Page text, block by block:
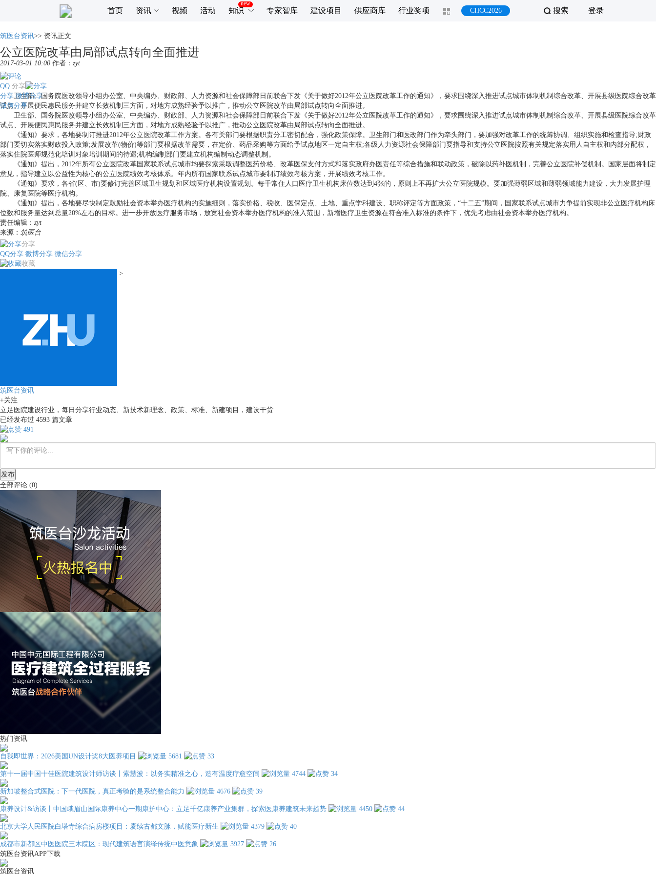
登录
搜索
首页 资讯 视频 活动 知识 专家智库 建设项目 供应商库 行业奖项 CHCC2026
筑医台资讯>> 资讯正文
公立医院改革由局部试点转向全面推进
2017-03-01 10:00 作者： zyt
分享
QQ
分享 微博分享
微信分享
卫生部、国务院医改领导小组办公室、中央编办、财政部、人力资源和社会保障部日前联合下发《关于做好2012年公立医院改革工作的通知》，要求围绕深入推进试点城市体制机制综合改革、开展县级医院综合改革
试点、开展便民惠民服务并建立长效机制三方面，对地方成熟经验予以推广，推动公立医院改革由局部试点转向全面推进。
卫生部、国务院医改领导小组办公室、中央编办、财政部、人力资源和社会保障部日前联合下发《关于做好2012年公立医院改革工作的通知》，要求围绕深入推进试点城市体制机制综合改革、开展县级医院综合改革
试点、开展便民惠民服务并建立长效机制三方面，对地方成熟经验予以推广，推动公立医院改革由局部试点转向全面推进。
《通知》要求，各地要制订推进2012年公立医院改革工作方案。各有关部门要根据职责分工密切配合，强化政策保障。卫生部门和医改部门作为牵头部门，要加强对改革工作的统筹协调、组织实施和检查指导;财政
部门要切实落实财政投入政策;发展改革(物价)等部门要根据改革需要，在定价、药品采购等方面给予试点地区一定自主权;各级人力资源社会保障部门要指导和支持公立医院按照有关规定落实用人自主权和内部分配权，
落实住院医师规范化培训对象培训期间的待遇;机构编制部门要建立机构编制动态调整机制。
《通知》提出，2012年所有公立医院改革国家联系试点城市均要探索采取调整医药价格、改革医保支付方式和落实政府办医责任等综合措施和联动政策，破除以药补医机制，完善公立医院补偿机制。国家层面将制定
意见，指导建立以公益性为核心的公立医院绩效考核体系。年内所有国家联系试点城市要制订绩效考核方案，开展绩效考核工作。
《通知》要求，各省(区、市)要修订完善区域卫生规划和区域医疗机构设置规划。每千常住人口医疗卫生机构床位数达到4张的，原则上不再扩大公立医院规模。要加强薄弱区域和薄弱领域能力建设，大力发展护理
院、康复医院等医疗机构。
《通知》提出，各地要尽快制定鼓励社会资本举办医疗机构的实施细则，落实价格、税收、医保定点、土地、重点学科建设、职称评定等方面政策，“十二五”期间，国家联系试点城市力争提前实现非公立医疗机构床
位数和服务量达到总量20%左右的目标。进一步开放医疗服务市场，放宽社会资本举办医疗机构的准入范围，新增医疗卫生资源在符合准入标准的条件下，优先考虑由社会资本举办医疗机构。
责任编辑： zyt
来源： 筑医台
分享
QQ分享 微博分享 微信分享
收藏
>
筑医台资讯
+关注
立足医院建设行业，每日分享行业动态、新技术新理念、政策、标准、新建项目，建设干货
已经发布过 4593 篇文章
491
发布
全部评论 (0)
热门资讯
自我即世界：2026美国UN设计奖8大医养项目 5681 33
第十一届中国十佳医院建筑设计师访谈丨索慧波：以务实精准之心，造有温度疗愈空间 4744 34
新加坡整合式医院：下一代医院，真正考验的是系统整合能力 4676 39
康养设计&访谈丨中国峨眉山国际康养中心一期康护中心：立足千亿康养产业集群，探索医康养建筑未来趋势 4450 44
北京大学人民医院白塔寺综合病房楼项目：赓续古都文脉，赋能医疗新生 4379 40
成都市新都区中医医院三木院区：现代建筑语言演绎传统中医意象 3927
26
筑医台资讯APP下载
筑医台资讯